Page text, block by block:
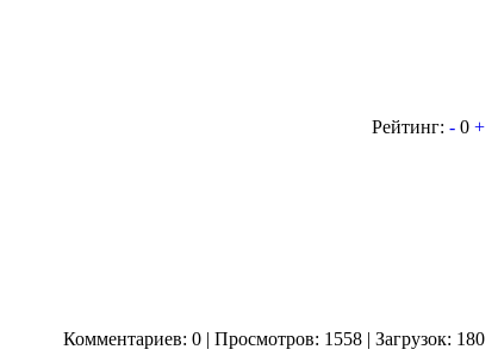
Рейтинг: - 0 +
Комментариев: 0 | Просмотров: 1558 | Загрузок: 180